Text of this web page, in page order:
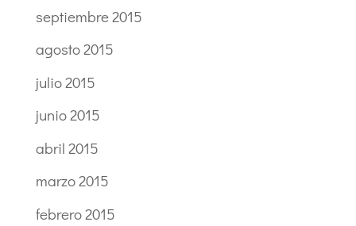
septiembre 2015
agosto 2015
julio 2015
junio 2015
abril 2015
marzo 2015
febrero 2015